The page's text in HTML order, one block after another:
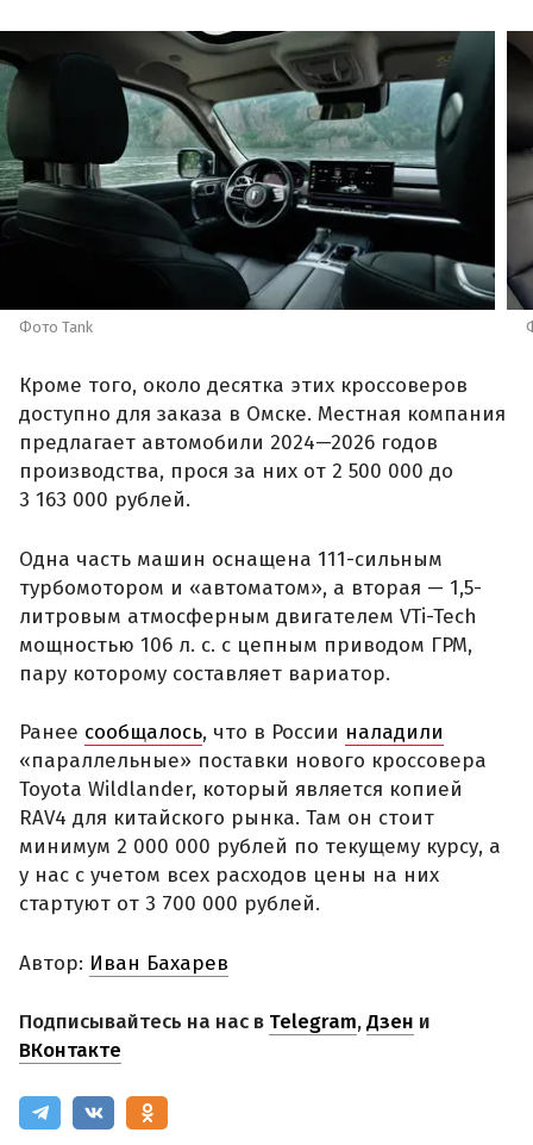
Фото Tank
Кроме того, около десятка этих кроссоверов
доступно для заказа в Омске. Местная компания
предлагает автомобили 2024—2026 годов
производства, прося за них от 2 500 000 до
3 163 000 рублей.
Одна часть машин оснащена 111-сильным
турбомотором и «автоматом», а вторая — 1,5-
литровым атмосферным двигателем VTi-Tech
мощностью 106 л. с. с цепным приводом ГРМ,
пару которому составляет вариатор.
Ранее сообщалось, что в России наладили
«параллельные» поставки нового кроссовера
Toyota Wildlander, который является копией
RAV4 для китайского рынка. Там он стоит
минимум 2 000 000 рублей по текущему курсу, а
у нас с учетом всех расходов цены на них
стартуют от 3 700 000 рублей.
Автор: Иван Бахарев
Подписывайтесь на нас в Telegram,Дзен и
ВКонтакте